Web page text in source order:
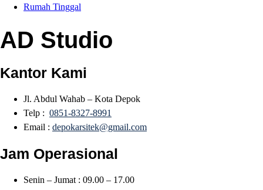
Rumah Tinggal
AD Studio
Kantor Kami
Jl. Abdul Wahab – Kota Depok
Telp : 0851-8327-8991
Email : depokarsitek@gmail.com
Jam Operasional
Senin – Jumat : 09.00 – 17.00